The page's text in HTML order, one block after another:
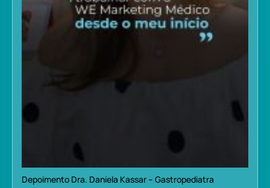
Depoimento Dra. Daniela Kassar – Gastropediatra